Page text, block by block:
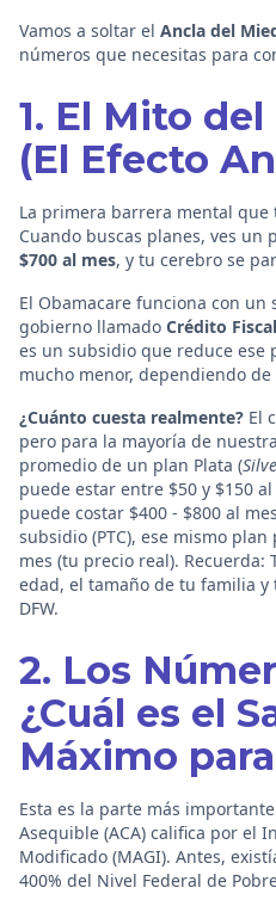
Vamos a soltar el Ancla del
números que necesitas para
1. El Mito
(El Efecto
La primera barrera mental que
Cuando buscas planes, ves un
$700 al mes, y tu cerebro se
El Obamacare funciona con un
gobierno llamado Crédito
es un subsidio que reduce ese
mucho menor, dependiendo
¿Cuánto cuesta realmente? El
pero para la mayoría de
promedio de un plan Plata (
puede estar entre $50 y $150
puede costar $400 - $800 al
subsidio (PTC), ese mismo
mes (tu precio real).
edad, el tamaño de tu familia
DFW.
2. Los
¿Cuál es el
Máximo
Esta es la parte más
Asequible (ACA) califica por el
Modificado (MAGI). Antes,
400% del Nivel Federal de